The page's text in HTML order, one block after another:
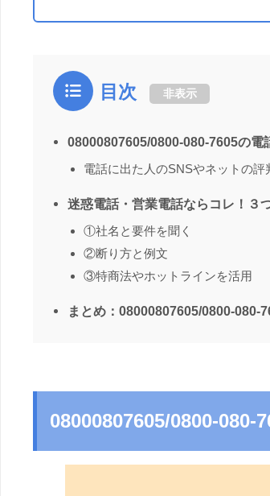
目次 非表示
08000807605/0800-080-7605の電
電話に出た人のSNSやネットの評
迷惑電話・営業電話ならコレ！３
①社名と要件を聞く
②断り方と例文
③特商法やホットラインを活用
まとめ：08000807605/0800-080-
08000807605/0800-080-